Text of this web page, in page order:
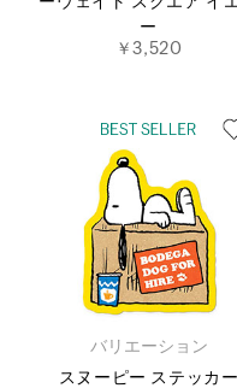
ー
￥3,520
バリエーション
スヌーピー ステッカー